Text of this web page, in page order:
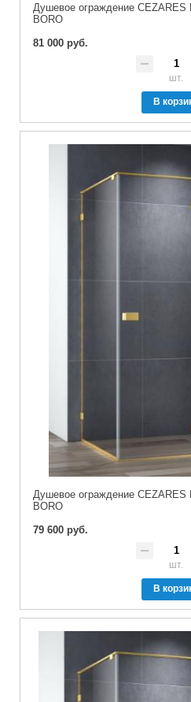
Душевое ограждение CEZARES
BORO
81 000 руб.
шт.
В
Душевое ограждение CEZARES
BORO
79 600 руб.
шт.
В